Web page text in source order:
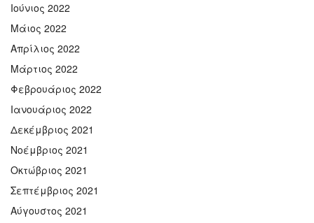
Ιούνιος 2022
Μάιος 2022
Απρίλιος 2022
Μάρτιος 2022
Φεβρουάριος 2022
Ιανουάριος 2022
Δεκέμβριος 2021
Νοέμβριος 2021
Οκτώβριος 2021
Σεπτέμβριος 2021
Αύγουστος 2021